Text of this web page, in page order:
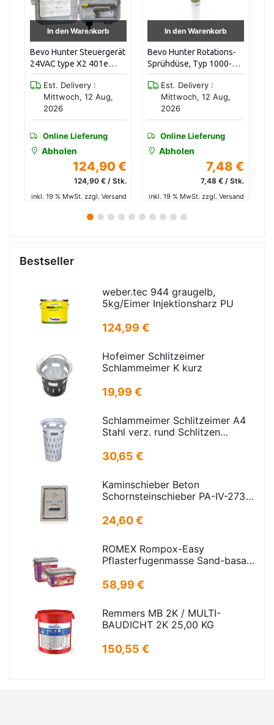
In den Warenkorb
Bevo Hunter Rotations-
Sprühdüse, Typ 1000-
7026312
Est. Delivery :
Mittwoch, 12 Aug,
2026
Online Lieferung
Abholen
7,48 €
7,48 € / Stk.
inkl. 19 % MwSt. zzgl. Versand
In den Warenkorb
Bevo Muffe PP 1"
Innengewinde 10bar
Est. Delivery :
Mittwoch, 12 Aug,
2026
Online Lieferung
Abholen
1,18 €
1,18 € / Stk.
inkl. 19 % MwSt. zzgl. Versand
1 2 3 4 5 6 7 8 9 10
Bestseller
weber.tec 944 graugelb,
5kg/Eimer Injektionsharz PU
124,99 €
Hofeimer Schlitzeimer
Schlammeimer K kurz
19,99 €
Schlammeimer Schlitzeimer A4
Stahl verz. rund Schlitzen
30,65 €
Kaminschieber Beton
Schornsteinschieber PA-IV-273
16,5x24,5cm
24,60 €
ROMEX Rompox-Easy
Pflasterfugenmasse Sand-basalt
58,99 €
Remmers MB 2K / MULTI-
BAUDICHT 2K 25,00 KG
150,55 €